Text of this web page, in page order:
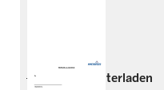
Jetzt herunterladen